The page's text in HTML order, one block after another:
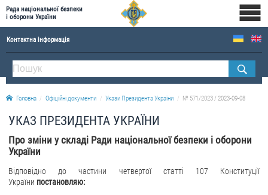
Рада національної безпеки
і оборони України
Контактна інформація
ПРО РНБОУ
Склад Ради національної безпеки і оборони України
Апарат Ради національної безпеки і оборони України
Правова основа діяльності Ради національної безпеки і оборони України
Історична довідка про діяльність Ради національної безпеки і оборони України
ПРЕСЦЕНТР
Головна Офіційні документи Укази Президента України № 571/2023 / 2023-09-08
УКАЗ ПРЕЗИДЕНТА УКРАЇНИ
Про зміни у складі Ради національної безпеки і оборони
України
Відповідно до частини четвертої статті 107 Конституції
України постановляю: